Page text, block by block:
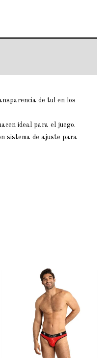
de tul en los
ideal para el juego.
sistema de ajuste para